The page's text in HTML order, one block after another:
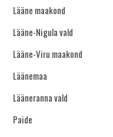
Lääne maakond
Lääne-Nigula vald
Lääne-Viru maakond
Läänemaa
Lääneranna vald
Paide